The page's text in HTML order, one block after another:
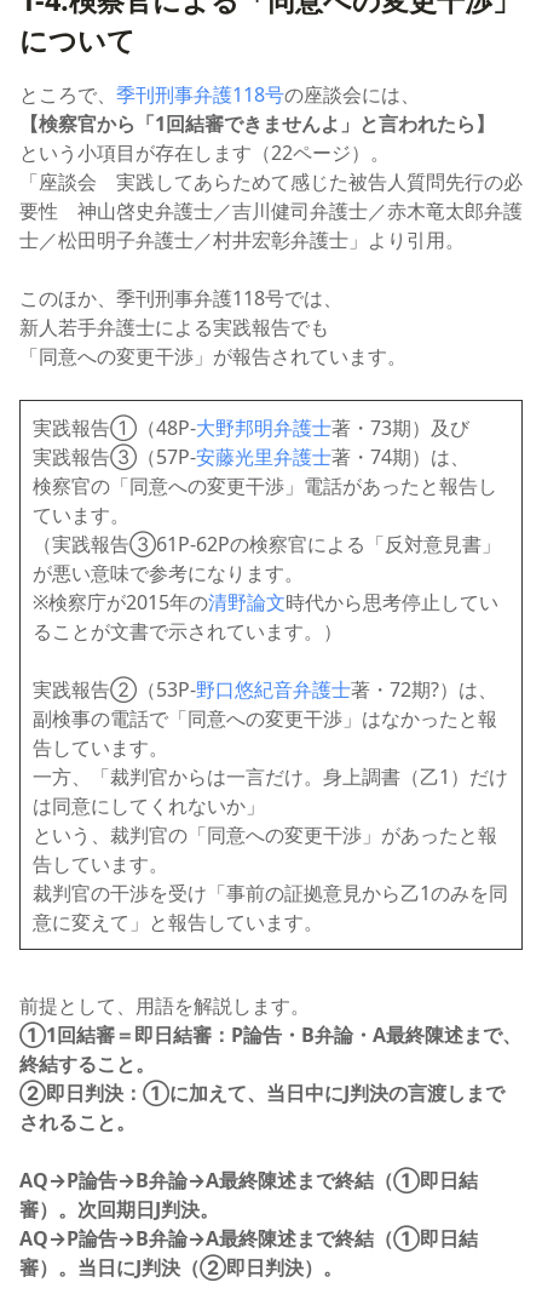
について
ところで、 季刊刑事弁護118号の座談会には、
【検察官から「1回結審できませんよ」と言われたら】
という小項目が存在します（22ページ）。
「座談会 実践してあらためて感じた被告人質問先行の必
要性 神山啓史弁護士／吉川健司弁護士／赤木竜太郎弁護
士／松田明子弁護士／村井宏彰弁護士」より引用。
このほか、季刊刑事弁護118号では、
新人若手弁護士による実践報告でも
「同意への変更干渉」が報告されています。
実践報告①（48P-大野邦明弁護士著・73期）及び
実践報告③（57P-安藤光里弁護士著・74期）は、
検察官の「同意への変更干渉」電話があったと報告し
ています。
（実践報告③61P-62Pの検察官による「反対意見書」
が悪い意味で参考になります。
※検察庁が2015年の清野論文時代から思考停止してい
ることが文書で示されています。）
実践報告②（53P-野口悠紀音弁護士著・72期?）は、
副検事の電話で「同意への変更干渉」はなかったと報
告しています。
一方、「裁判官からは一言だけ。身上調書（乙1）だけ
は同意にしてくれないか」
という、裁判官の「同意への変更干渉」があったと報
告しています。
裁判官の干渉を受け「事前の証拠意見から乙1のみを同
意に変えて」と報告しています。
前提として、用語を解説します。
①1回結審＝即日結審：P論告・B弁論・A最終陳述まで、
終結すること。
②即日判決：①に加えて、当日中にJ判決の言渡しまで
されること。
AQ→P論告→B弁論→A最終陳述まで終結（①即日結
審）。 次回期日J判決。
AQ→P論告→B弁論→A最終陳述まで終結（①即日結
審）。当日にJ判決（②即日判決）。